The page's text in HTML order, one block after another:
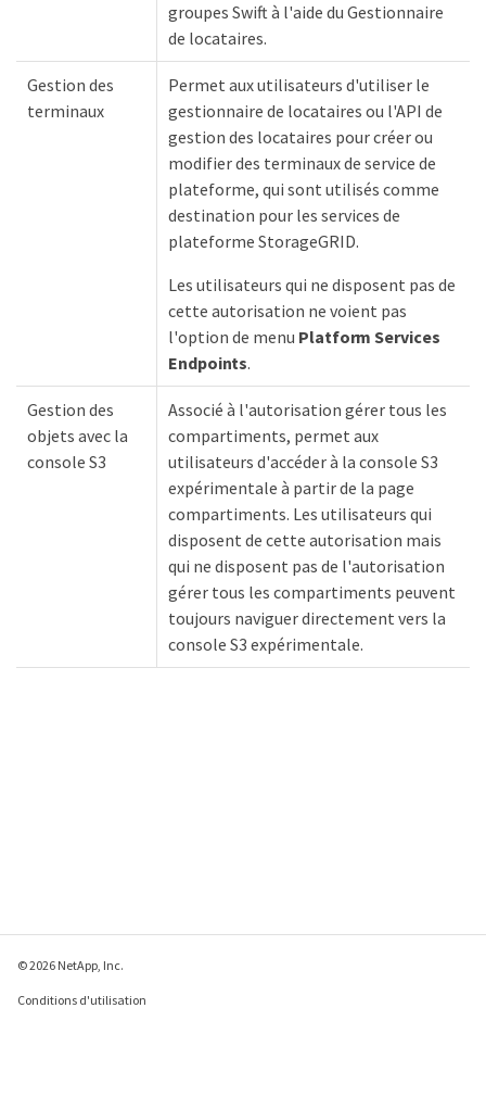
groupes Swift à l'aide du Gestionnaire
de locataires.
Gestion des
terminaux
Permet aux utilisateurs d'utiliser le
gestionnaire de locataires ou l'API de
gestion des locataires pour créer ou
modifier des terminaux de service de
plateforme, qui sont utilisés comme
destination pour les services de
plateforme StorageGRID.
Les utilisateurs qui ne disposent pas de
cette autorisation ne voient pas
l'option de menu Platform Services
Endpoints.
Gestion des
objets avec la
console S3
Associé à l'autorisation gérer tous les
compartiments, permet aux
utilisateurs d'accéder à la console S3
expérimentale à partir de la page
compartiments. Les utilisateurs qui
disposent de cette autorisation mais
qui ne disposent pas de l'autorisation
gérer tous les compartiments peuvent
toujours naviguer directement vers la
console S3 expérimentale.
© 2026 NetApp, Inc.
Conditions d'utilisation